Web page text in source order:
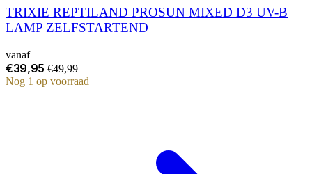
TRIXIE REPTILAND PROSUN MIXED D3 UV-B
LAMP ZELFSTARTEND
vanaf
€39,95 €49,99
Nog 1 op voorraad